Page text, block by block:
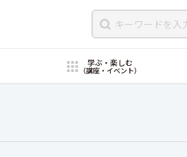
学ぶ・楽しむ
（講座・イベント）